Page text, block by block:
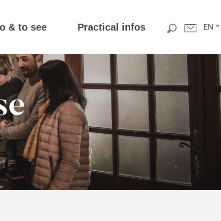
EN
& to see Practical infos